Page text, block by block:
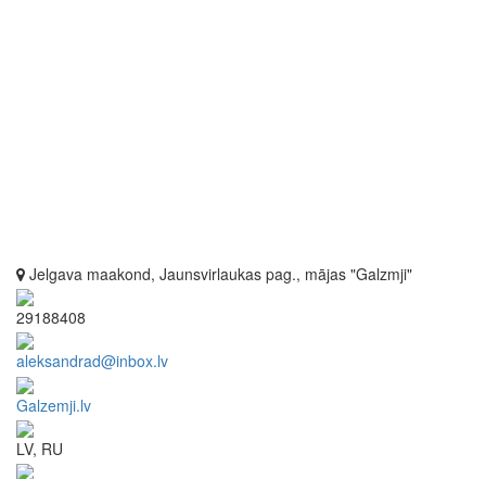
Jelgava maakond, Jaunsvirlaukas pag., mājas "Galzmji"
29188408
aleksandrad@inbox.lv
Galzemji.lv
LV, RU